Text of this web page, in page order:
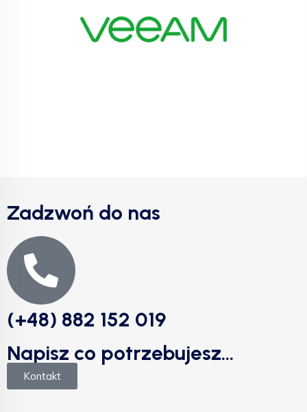
Zadzwoń do nas
(+48) 882 152 019
Napisz co potrzebujesz...
Kontakt